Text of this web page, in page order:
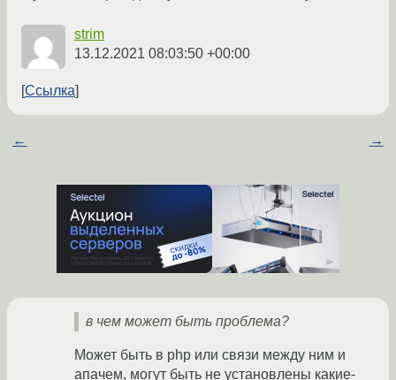
strim
13.12.2021 08:03:50 +00:00
Ссылка
← →
в чем может быть проблема?
Может быть в php или связи между ним и
апачем, могут быть не установлены какие-